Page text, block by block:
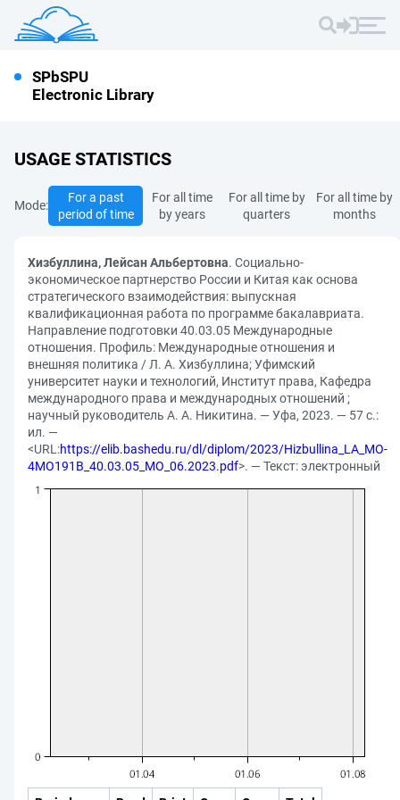
SPbSPU
Electronic Library
USAGE STATISTICS
Mode:
For a past
period of time
For all time
by years
For all time by
quarters
For all time by
months
Хизбуллина, Лейсан Альбертовна. Социально-
экономическое партнерство России и Китая как основа
стратегического взаимодействия: выпускная
квалификационная работа по программе бакалавриата.
Направление подготовки 40.03.05 Международные
отношения. Профиль: Международные отношения и
внешняя политика / Л. А. Хизбуллина; Уфимский
университет науки и технологий, Институт права, Кафедра
международного права и международных отношений ;
научный руководитель А. А. Никитина. — Уфа, 2023. — 57 с.:
ил. —
<URL:https://elib.bashedu.ru/dl/diplom/2023/Hizbullina_LA_MO-
4MO191B_40.03.05_MO_06.2023.pdf>. — Текст: электронный